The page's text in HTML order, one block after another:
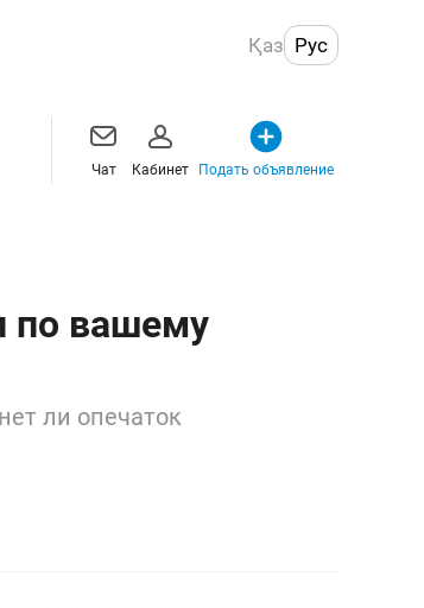
Қаз Рус
Чат Кабинет Подать объявление
по вашему
ли опечаток